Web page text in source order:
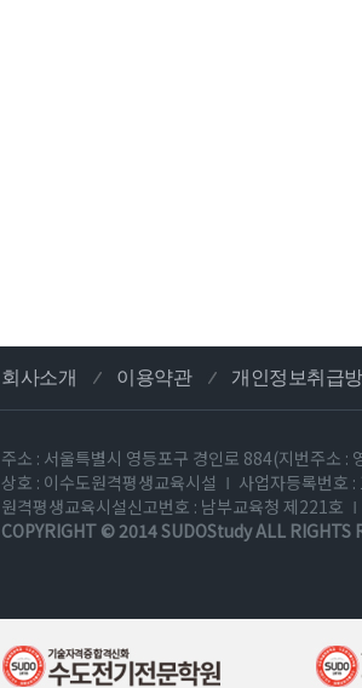
회사소개 이용약관 개인정보취급
주소 : 서울특별시 영등포구 경인로 884(지번주소
상호 : 이수도원격평생교육시설
사업자등록번호
원격평생교육시설신고번호 : 남부교육청 제221호
COPYRIGHT © 2014SUDOStudyALL RIGHTS